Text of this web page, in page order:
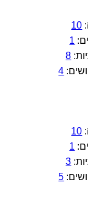
10
1
8
4
10
1
3
5